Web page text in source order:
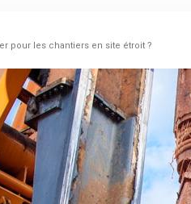
pour les chantiers en site étroit ?